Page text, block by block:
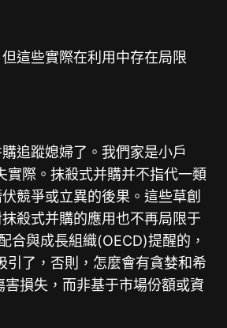
這些實際在利用中存在局限
追蹤媳婦了。我們家是小戶
實際。抹殺式并購并不指代一類
競爭或立異的後果。這些草創
殺式并購的應用也不再局限于
合與成長組織(OECD)提醒的，
引了，否則，怎麼會有貪婪和希
損失，而非基于市場份額或資